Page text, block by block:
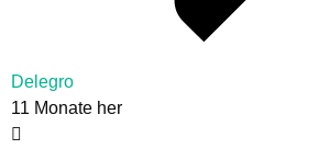
Delegro
11 Monate her